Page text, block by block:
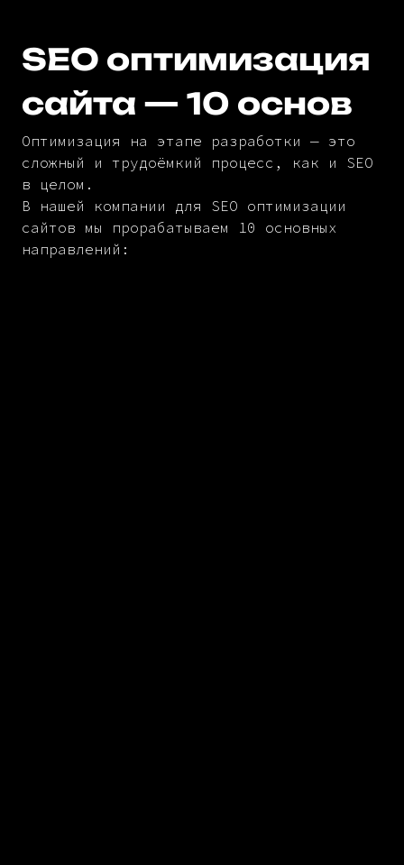
SEO оптимизация
сайта — 10 основ
Оптимизация на этапе разработки — это
сложный и трудоёмкий процесс, как и SEO
в целом.
В нашей компании для SEO оптимизации
сайтов мы прорабатываем 10 основных
направлений: